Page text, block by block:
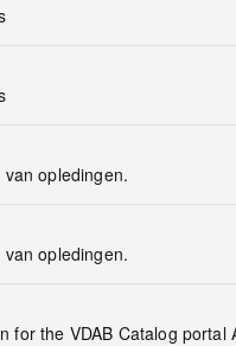
opledingen.
opledingen.
for the VDAB Catalog portal